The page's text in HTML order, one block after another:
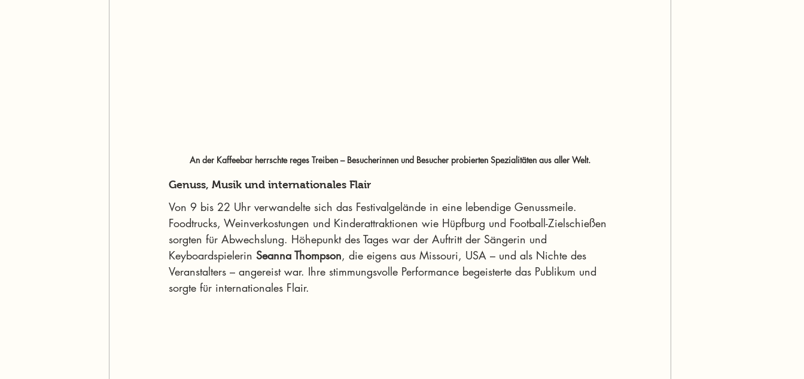
An der Kaffeebar herrschte reges Treiben – Besucherinnen und Besucher probierten Spezialitäten aus aller Welt.
Genuss, Musik und internationales Flair
Von 9 bis 22 Uhr verwandelte sich das Festivalgelände in eine lebendige Genussmeile.
Foodtrucks, Weinverkostungen und Kinderattraktionen wie Hüpfburg und Football-Zielschießen
sorgten für Abwechslung. Höhepunkt des Tages war der Auftritt der Sängerin und
Keyboardspielerin Seanna Thompson, die eigens aus Missouri, USA – und als Nichte des
Veranstalters – angereist war. Ihre stimmungsvolle Performance begeisterte das Publikum und
sorgte für internationales Flair.